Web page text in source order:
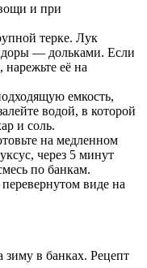
и при
терке. Лук
— дольками. Если
нарежьте её на
емкость,
водой, в которой
и соль.
на медленном
через 5 минут
по банкам.
виде на